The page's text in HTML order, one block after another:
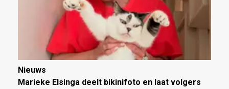
Nieuws
Marieke Elsinga deelt bikinifoto en laat volgers